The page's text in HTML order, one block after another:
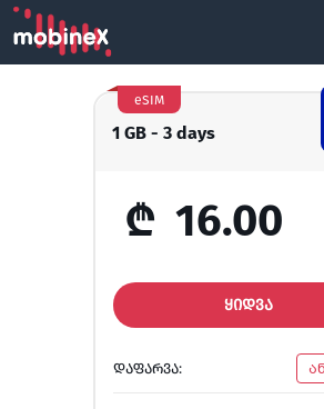
1 GB - 3 days
eSIM
₾ 16.00
ᲧᲘᲓᲕᲐ
ᲓᲐᲤᲐᲠᲕᲐ: